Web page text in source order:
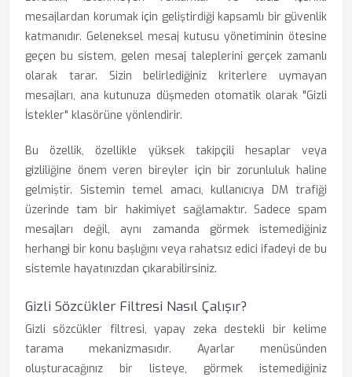
mesajlardan korumak için geliştirdiği kapsamlı bir güvenlik
katmanıdır. Geleneksel mesaj kutusu yönetiminin ötesine
geçen bu sistem, gelen mesaj taleplerini gerçek zamanlı
olarak tarar. Sizin belirlediğiniz kriterlere uymayan
mesajları, ana kutunuza düşmeden otomatik olarak "Gizli
İstekler" klasörüne yönlendirir.
Bu özellik, özellikle yüksek takipçili hesaplar veya
gizliliğine önem veren bireyler için bir zorunluluk haline
gelmiştir. Sistemin temel amacı, kullanıcıya DM trafiği
üzerinde tam bir hakimiyet sağlamaktır. Sadece spam
mesajları değil, aynı zamanda görmek istemediğiniz
herhangi bir konu başlığını veya rahatsız edici ifadeyi de bu
sistemle hayatınızdan çıkarabilirsiniz.
Gizli Sözcükler Filtresi Nasıl Çalışır?
Gizli sözcükler filtresi, yapay zeka destekli bir kelime
tarama mekanizmasıdır. Ayarlar menüsünden
oluşturacağınız bir listeye, görmek istemediğiniz